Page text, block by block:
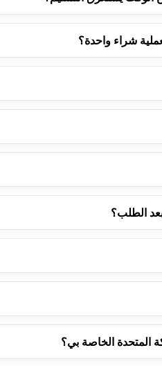
شراء واحدة؟
الطلب؟